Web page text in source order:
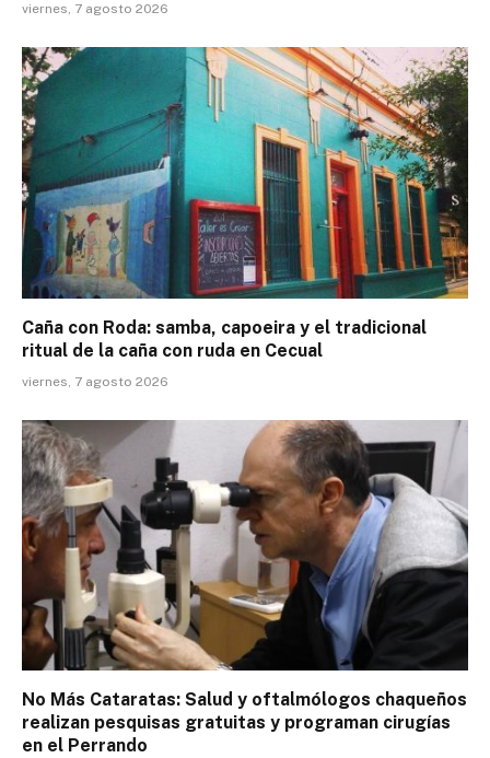
viernes, 7 agosto 2026
Caña con Roda: samba, capoeira y el tradicional
ritual de la caña con ruda en Cecual
viernes, 7 agosto 2026
No Más Cataratas: Salud y oftalmólogos chaqueños
realizan pesquisas gratuitas y programan cirugías
en el Perrando